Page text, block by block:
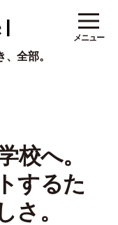
全部。
メニュー
校へ。
するた
さ。